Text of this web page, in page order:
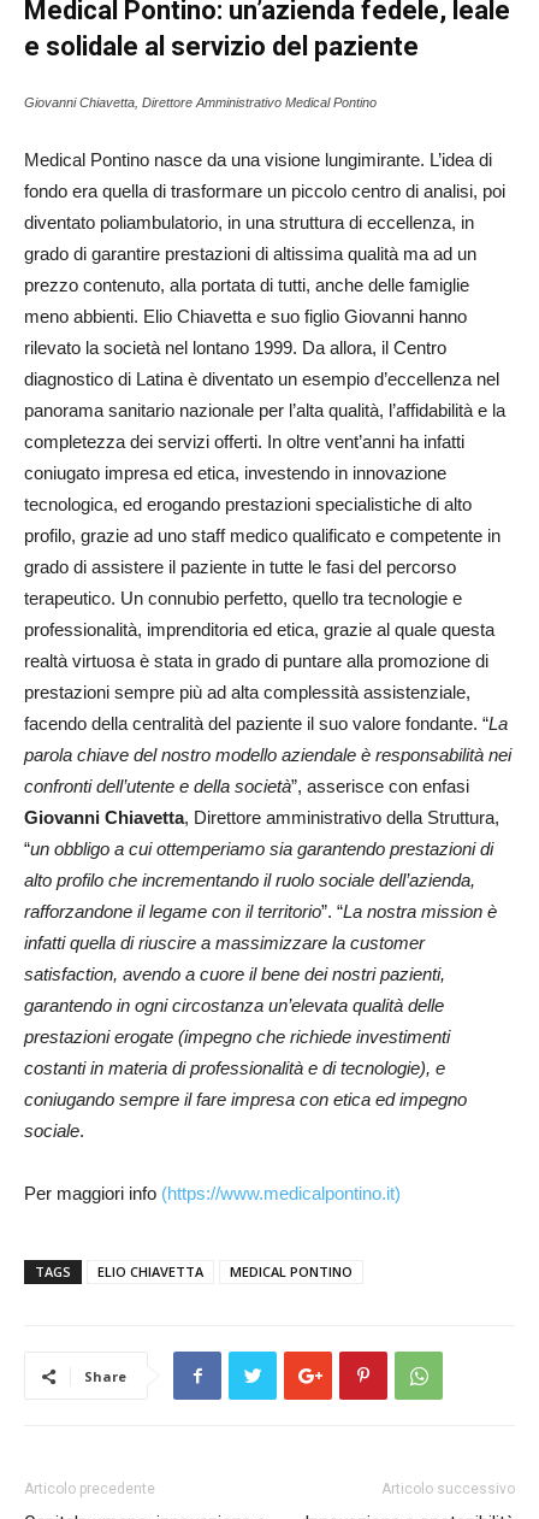
Medical Pontino: un’azienda fedele, leale
e solidale al servizio del paziente
Giovanni Chiavetta, Direttore Amministrativo Medical Pontino
Medical Pontino nasce da una visione lungimirante. L’idea di
fondo era quella di trasformare un piccolo centro di analisi, poi
diventato poliambulatorio, in una struttura di eccellenza, in
grado di garantire prestazioni di altissima qualità ma ad un
prezzo contenuto, alla portata di tutti, anche delle famiglie
meno abbienti. Elio Chiavetta e suo figlio Giovanni hanno
rilevato la società nel lontano 1999. Da allora, il Centro
diagnostico di Latina è diventato un esempio d’eccellenza nel
panorama sanitario nazionale per l’alta qualità, l’affidabilità e la
completezza dei servizi offerti. In oltre vent’anni ha infatti
coniugato impresa ed etica, investendo in innovazione
tecnologica, ed erogando prestazioni specialistiche di alto
profilo, grazie ad uno staff medico qualificato e competente in
grado di assistere il paziente in tutte le fasi del percorso
terapeutico. Un connubio perfetto, quello tra tecnologie e
professionalità, imprenditoria ed etica, grazie al quale questa
realtà virtuosa è stata in grado di puntare alla promozione di
prestazioni sempre più ad alta complessità assistenziale,
facendo della centralità del paziente il suo valore fondante. “La
parola chiave del nostro modello aziendale è responsabilità nei
confronti dell’utente e della società”, asserisce con enfasi
Giovanni Chiavetta, Direttore amministrativo della Struttura,
“un obbligo a cui ottemperiamo sia garantendo prestazioni di
alto profilo che incrementando il ruolo sociale dell’azienda,
rafforzandone il legame con il territorio”. “La nostra mission è
infatti quella di riuscire a massimizzare la customer
satisfaction, avendo a cuore il bene dei nostri pazienti,
garantendo in ogni circostanza un’elevata qualità delle
prestazioni erogate (impegno che richiede investimenti
costanti in materia di professionalità e di tecnologie), e
coniugando sempre il fare impresa con etica ed impegno
sociale.
Per maggiori info (https://www.medicalpontino.it)
TAGS ELIO CHIAVETTA MEDICAL PONTINO
Share
Articolo precedente Articolo successivo